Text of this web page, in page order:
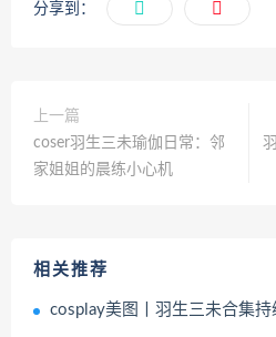
分享到：
上一篇
coser羽生三未瑜伽日常：邻
家姐姐的晨练小心机
相关推荐
cosplay美图丨羽生三未合集